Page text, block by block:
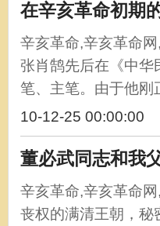
在辛亥革命初期
辛亥革命,辛亥革命
张肖鹄先后在《中华
笔、主笔。由于他刚
10-12-25 00:00:00
董必武同志和我
辛亥革命,辛亥革命
丧权的满清王朝，秘